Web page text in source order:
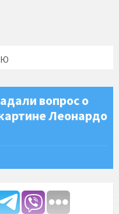
вопрос о
Леонардо